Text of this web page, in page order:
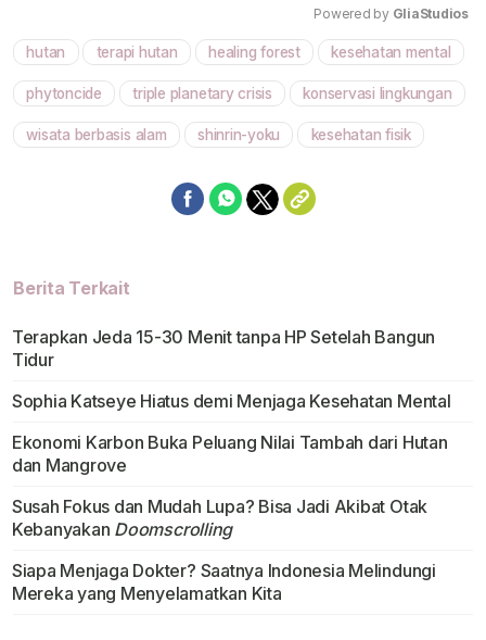
Mute
Powered by GliaStudios
hutan terapi hutan healing forest kesehatan mental
phytoncide triple planetary crisis konservasi lingkungan
wisata berbasis alam shinrin-yoku kesehatan fisik
Berita Terkait
Terapkan Jeda 15-30 Menit tanpa HP Setelah Bangun
Tidur
Sophia Katseye Hiatus demi Menjaga Kesehatan Mental
Ekonomi Karbon Buka Peluang Nilai Tambah dari Hutan
dan Mangrove
Susah Fokus dan Mudah Lupa? Bisa Jadi Akibat Otak
Kebanyakan Doomscrolling
Siapa Menjaga Dokter? Saatnya Indonesia Melindungi
Mereka yang Menyelamatkan Kita